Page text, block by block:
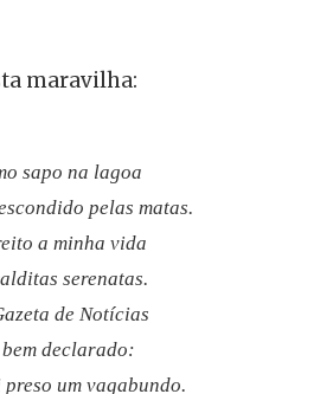
maravilha:
sapo na lagoa
pelas matas.
a minha vida
serenatas.
de Notícias
declarado:
um vagabundo.